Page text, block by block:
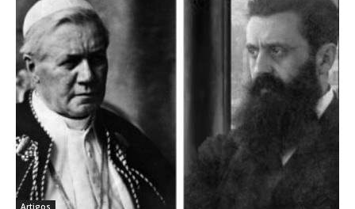
Artigos